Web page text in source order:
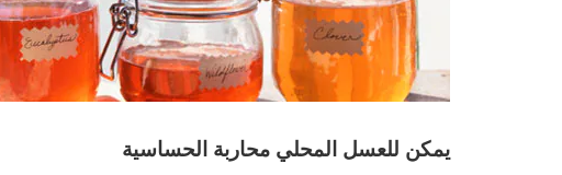
يمكن للعسل المحلي محاربة الحساسية